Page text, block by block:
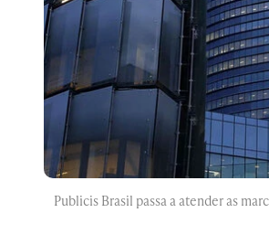
Publicis Brasil passa a atender as